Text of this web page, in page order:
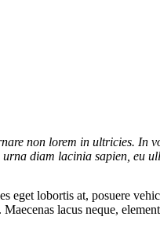
non lorem in ultricies. In
diam lacinia sapien, eu
eget lobortis at, posuere
lacus neque,